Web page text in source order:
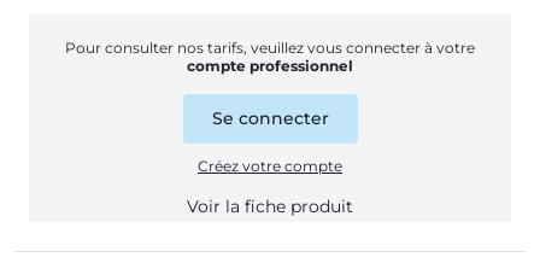
Pour consulter nos tarifs, veuillez vous connecter à votre
compte professionnel
Se connecter
Créez votre compte
Voir la fiche produit